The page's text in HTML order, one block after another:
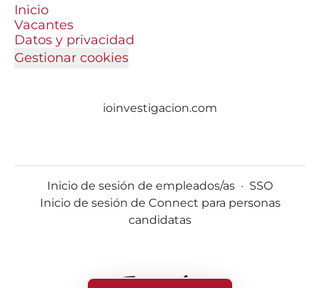
Inicio
Vacantes
Datos y privacidad
Gestionar cookies
ioinvestigacion.com
Inicio de sesión de empleados/as · SSO
Inicio de sesión de Connect para personas
candidatas